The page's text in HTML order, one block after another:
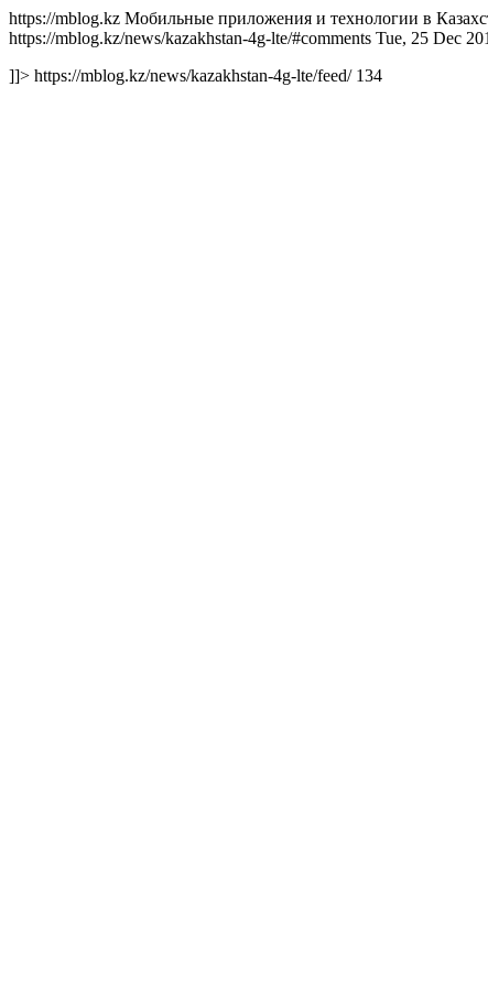
https://mblog.kz Мобильные приложения и технологии в
https://mblog.kz/news/kazakhstan-4g-lte/#comments Tue, 25 Dec
]]> https://mblog.kz/news/kazakhstan-4g-lte/feed/ 134